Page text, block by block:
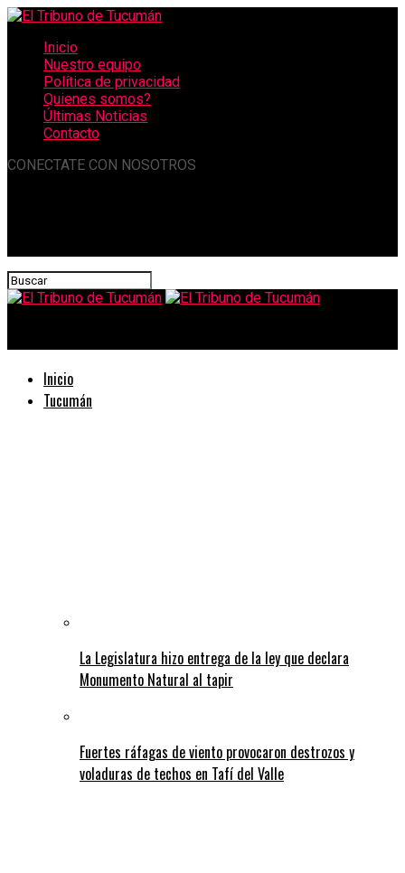
Inicio
Nuestro equipo
Política de privacidad
Quienes somos?
Últimas Noticias
Contacto
CONECTATE CON NOSOTROS
Inicio
Tucumán
La Legislatura hizo entrega de la ley que declara
Monumento Natural al tapir
Fuertes ráfagas de viento provocaron destrozos y
voladuras de techos en Tafí del Valle